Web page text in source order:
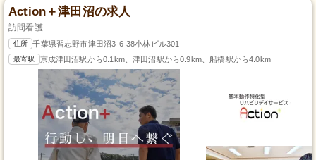
Action＋津田沼の求人
訪問看護
住所 千葉県習志野市津田沼3-6-38小林ビル301
最寄駅 京成津田沼駅から0.1km、津田沼駅から0.9km、船橋駅から4.0km